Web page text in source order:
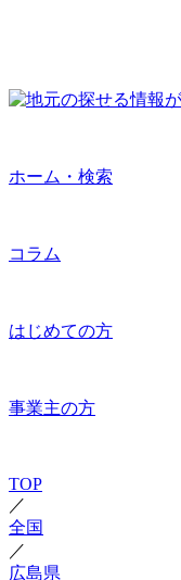
ホーム・検索
コラム
はじめての方
事業主の方
TOP
／
全国
／
広島県